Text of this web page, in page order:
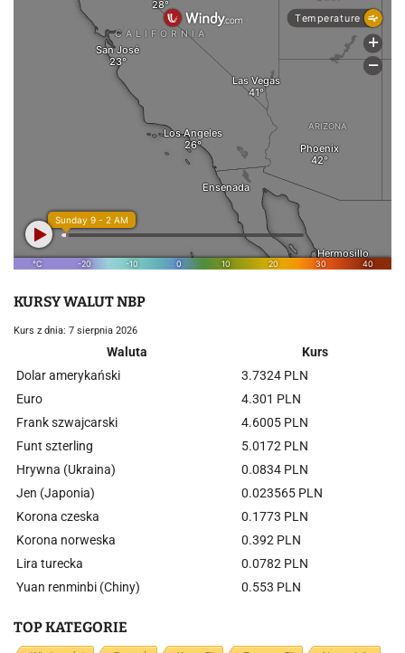
KURSY WALUT NBP
Kurs z dnia: 7 sierpnia 2026
Waluta
Kurs
Dolar amerykański
3.7324 PLN
Euro
4.301 PLN
Frank szwajcarski
4.6005 PLN
Funt szterling
5.0172 PLN
Hrywna (Ukraina)
0.0834 PLN
Jen (Japonia)
0.023565 PLN
Korona czeska
0.1773 PLN
Korona norweska
0.392 PLN
Lira turecka
0.0782 PLN
Yuan renminbi (Chiny)
0.553 PLN
TOP KATEGORIE